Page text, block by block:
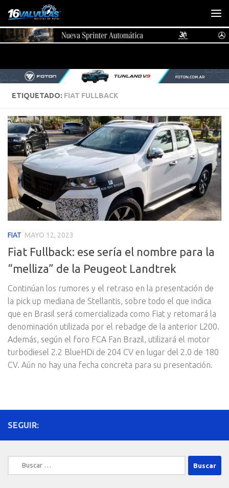
Saltar al contenido
ETIQUETADO: FIAT FULLBACK
FIAT MAYO 12, 2023
Fiat Fullback: ese sería el nombre para la
“melliza” de la Peugeot Landtrek
Continúan los rumores y el retraso en la presentación de
la pick up mediana de Stellantis, sobre todo el que indica
que en Brasil será comercializada como Fiat y retomará la
denominación utilizada por el rebadge de la anterior L200.
Además, según el foro FCA Fan Brazil, utilizará el motor
turbodiesel 2.2 BlueHDi de 204 CV en lugar del 2.0 de 180
CV. Aún no hay una fecha concreta para su presentación.
SEGUIR:
Buscar: